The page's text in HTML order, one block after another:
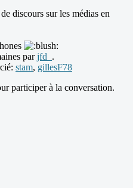
discours sur les médias en
parjfd_ .
stam, gillesF78
participer à la conversation.